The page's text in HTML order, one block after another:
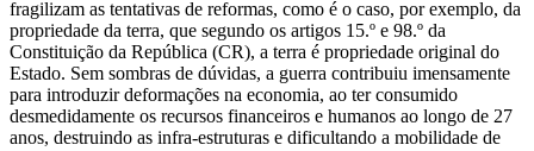
fragilizam as tentativas de reformas, como é o caso, por exemplo, da
propriedade da terra, que segundo os artigos 15.º e 98.º da
Constituição da República (CR), a terra é propriedade original do
Estado. Sem sombras de dúvidas, a guerra contribuiu imensamente
para introduzir deformações na economia, ao ter consumido
desmedidamente os recursos financeiros e humanos ao longo de 27
anos, destruindo as infra-estruturas e dificultando a mobilidade de